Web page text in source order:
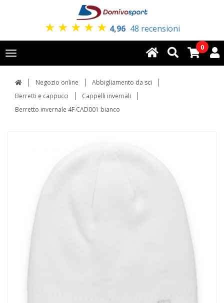
★ ★ ★ ★ ★ 4,96 48 recensioni
Toggle
navigation
0
Negozio online
Abbigliamento da sci
Berretti e cappucci
Cappelli invernali
Berretto invernale 4F CAD001 bianco